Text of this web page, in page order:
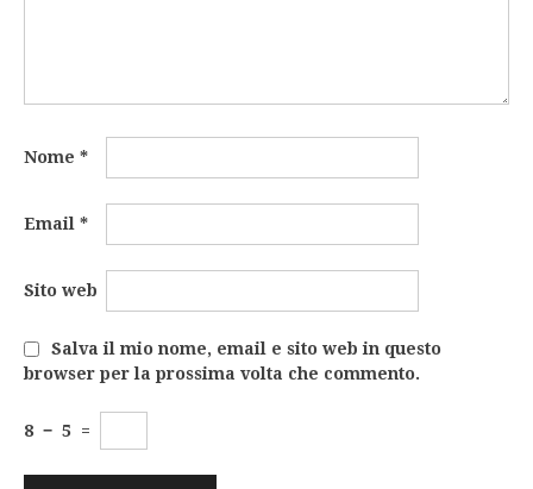
Nome *
Email *
Sito web
Salva il mio nome, email e sito web in questo
browser per la prossima volta che commento.
8 − 5 =